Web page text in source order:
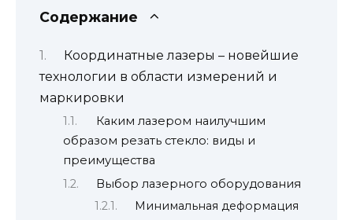
Содержание
Координатные лазеры – новейшие
технологии в области измерений и
маркировки
Каким лазером наилучшим
образом резать стекло: виды и
преимущества
Выбор лазерного оборудования
Минимальная деформация